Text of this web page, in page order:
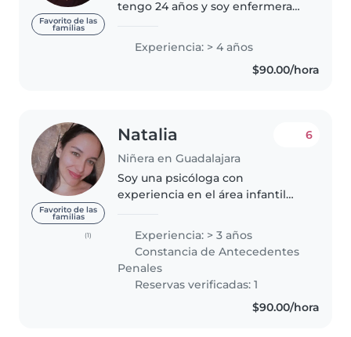
Favorito de las
familias
tengo 24 años y soy enfermera
nacidos hasta no tan chiquitos
Tengo mucha experiencia ya..
Experiencia: > 4 años
$90.00/hora
Favorito de las
familias
(1)
Natalia
Niñera en Guadalajara
6
Soy una psicóloga con
experiencia en el área infantil
desarrollo. He trabajado con
bebés desde los 3 meses, y hasta
adolescentes de 13 años.
Experiencia: > 3 años
Constancia de Antecedentes
Penales
Reservas verificadas: 1
$90.00/hora